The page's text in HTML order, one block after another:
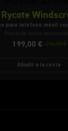
para teléfono móvil
199,00 € 214,00 €
Añadir a la cesta